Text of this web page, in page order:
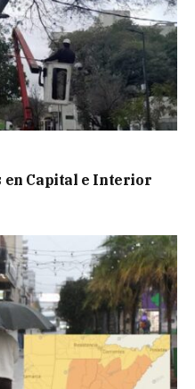
en Capital e Interior